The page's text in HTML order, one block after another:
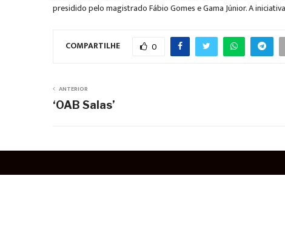
presidido pelo magistrado Fábio Gomes e Gama Júnior. A
COMPARTILHE 0
ANTERIOR
‘OAB Salas’